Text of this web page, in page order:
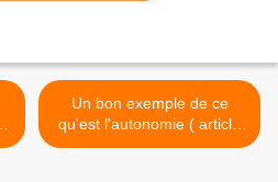
Un bon exemple de ce
qu'est l'autonomie ( article
74 ). >